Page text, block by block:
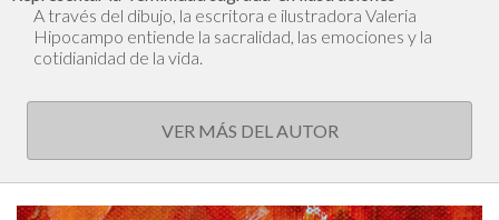
A través del dibujo, la escritora e ilustradora Valeria
Hipocampo entiende la sacralidad, las emociones y la
cotidianidad de la vida.
VER MÁS DEL AUTOR